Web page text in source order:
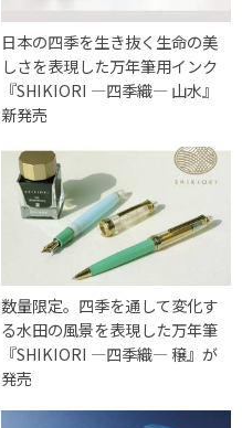
日本の四季を生き抜く生命の美
しさを表現した万年筆用インク
『SHIKIORI ―四季織― 山水』
新発売
数量限定。四季を通して変化す
る水田の風景を表現した万年筆
『SHIKIORI ―四季織― 穣』が
発売